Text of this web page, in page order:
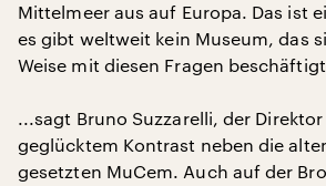
Mittelmeer aus auf Europa. Das ist
es gibt weltweit kein Museum, das
Weise mit diesen Fragen
...sagt Bruno Suzzarelli, der
geglücktem Kontrast neben die
gesetzten MuCem. Auch auf der